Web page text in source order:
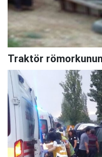
Traktör